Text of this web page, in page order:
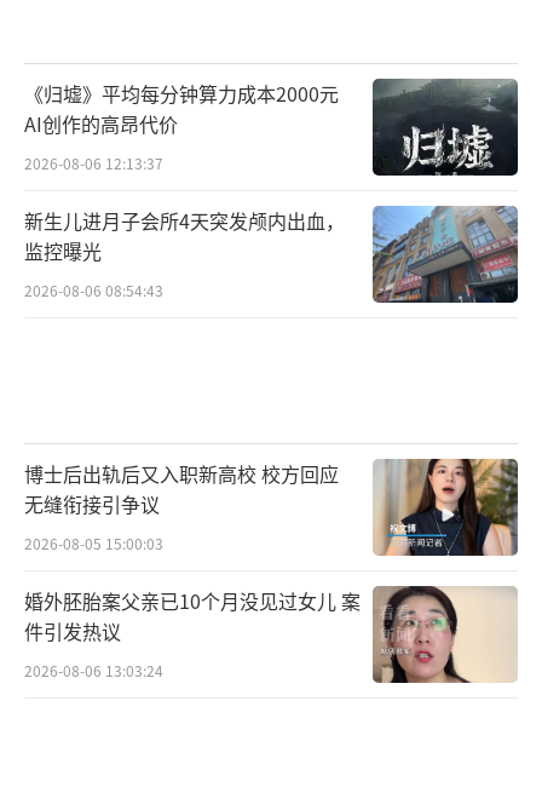
《归墟》平均每分钟算力成本2000元
AI创作的高昂代价
2026-08-06 12:13:37
新生儿进月子会所4天突发颅内出血，
监控曝光
2026-08-06 08:54:43
博士后出轨后又入职新高校 校方回应
无缝衔接引争议
2026-08-05 15:00:03
婚外胚胎案父亲已10个月没见过女儿 案
件引发热议
2026-08-06 13:03:24